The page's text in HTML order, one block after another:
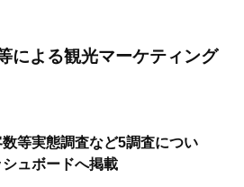
による観光マーケティング
数等実態調査など5調査につい
ュボードへ掲載